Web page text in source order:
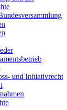
und Initiativrecht